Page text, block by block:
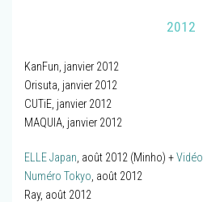
2012
KanFun, janvier 2012
Orisuta, janvier 2012
CUTiE, janvier 2012
MAQUIA, janvier 2012
ELLE Japan, août 2012 (Minho) +Vidéo
Numéro Tokyo, août 2012
Ray, août 2012